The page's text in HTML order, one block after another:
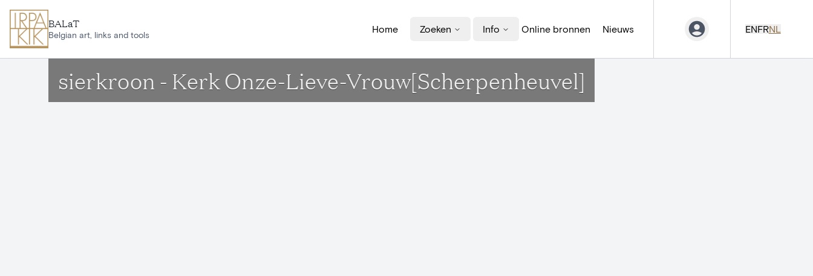
BALaT
Belgian art, links and tools
Home Zoeken Info Online bronnen Nieuws ENFRNL
sierkroon - Kerk Onze-Lieve-Vrouw[Scherpenheuvel]